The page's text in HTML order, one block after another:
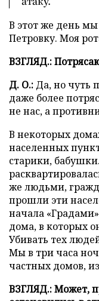
В этот же день
Петровку. Моя
ВЗГЛЯД.:
Д. О.: Да, но чуть
даже более
не нас, а
В некоторых
населенных
старики,
же людьми,
прошли эти
начала
дома, в которых
Убивать тех
Мы в три часа
частных домов,
ВЗГЛЯД.: Может,